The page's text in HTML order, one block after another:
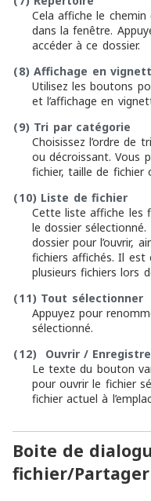
Cela affiche le
dans la fenêtre.
accéder à ce dossier.
(8) Affichage en
Utilisez les boutons
et l’affichage en
(9) Tri par catégorie
Choisissez l’ordre de
ou décroissant. Vous
fichier, taille de fichier
(10) Liste de fichier
Cette liste affiche les
le dossier
dossier pour l’ouvrir,
fichiers affichés. Il est
plusieurs fichiers lors
(11) Tout sélectionner
Appuyez pour
sélectionné.
(12)
Ouvrir /
Le texte du bouton
pour ouvrir le fichier
fichier actuel à
Boite de
fichier/Partager